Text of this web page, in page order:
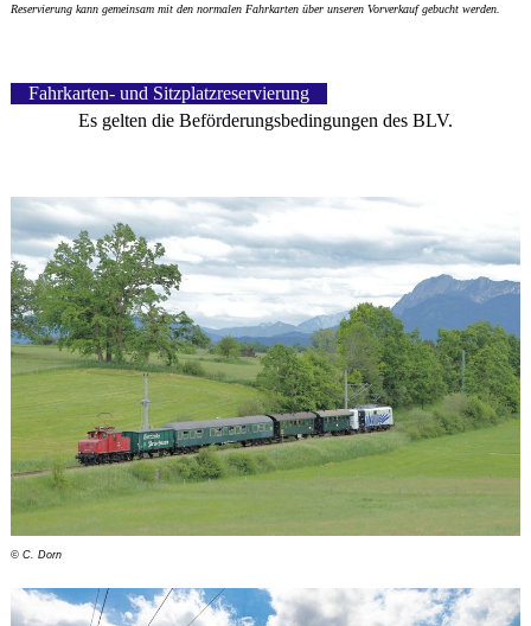
Reservierung kann gemeinsam mit den normalen Fahrkarten über unseren Vorverkauf gebucht werden.
Fahrkarten- und Sitzplatzreservierung
Es gelten die Beförderungsbedingungen des BLV.
© C. Dorn